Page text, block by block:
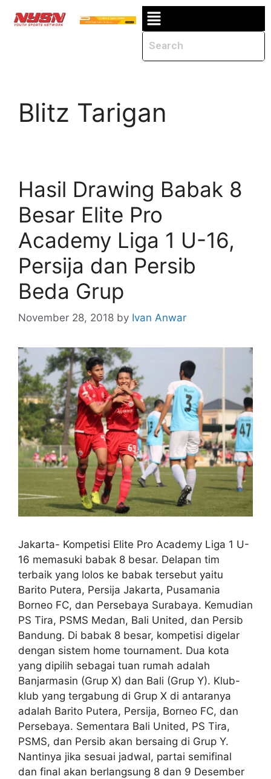
Blitz Tarigan
Hasil Drawing Babak 8
Besar Elite Pro
Academy Liga 1 U-16,
Persija dan Persib
Beda Grup
November 28, 2018 by Ivan Anwar
Jakarta- Kompetisi Elite Pro Academy Liga 1 U-
16 memasuki babak 8 besar. Delapan tim
terbaik yang lolos ke babak tersebut yaitu
Barito Putera, Persija Jakarta, Pusamania
Borneo FC, dan Persebaya Surabaya. Kemudian
PS Tira, PSMS Medan, Bali United, dan Persib
Bandung. Di babak 8 besar, kompetisi digelar
dengan sistem home tournament. Dua kota
yang dipilih sebagai tuan rumah adalah
Banjarmasin (Grup X) dan Bali (Grup Y). Klub-
klub yang tergabung di Grup X di antaranya
adalah Barito Putera, Persija, Borneo FC, dan
Persebaya. Sementara Bali United, PS Tira,
PSMS, dan Persib akan bersaing di Grup Y.
Nantinya jika sesuai jadwal, partai semifinal
dan final akan berlangsung 8 dan 9 Desember